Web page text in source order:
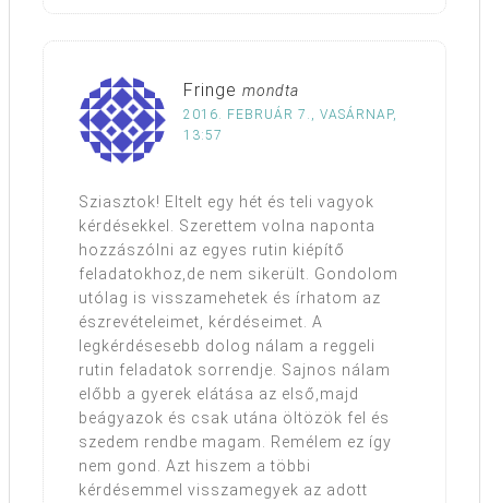
Fringe mondta
2016. FEBRUÁR 7., VASÁRNAP,
13:57
Sziasztok! Eltelt egy hét és teli vagyok
kérdésekkel. Szerettem volna naponta
hozzászólni az egyes rutin kiépítő
feladatokhoz,de nem sikerült. Gondolom
utólag is visszamehetek és írhatom az
észrevételeimet, kérdéseimet. A
legkérdésesebb dolog nálam a reggeli
rutin feladatok sorrendje. Sajnos nálam
előbb a gyerek elátása az első,majd
beágyazok és csak utána öltözök fel és
szedem rendbe magam. Remélem ez így
nem gond. Azt hiszem a többi
kérdésemmel visszamegyek az adott